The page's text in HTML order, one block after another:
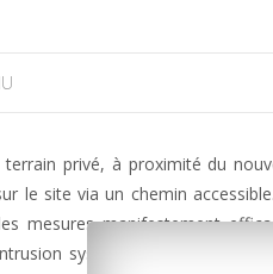
privé, à proximité du
le site via un chemin
mesures manifestement
systématique de